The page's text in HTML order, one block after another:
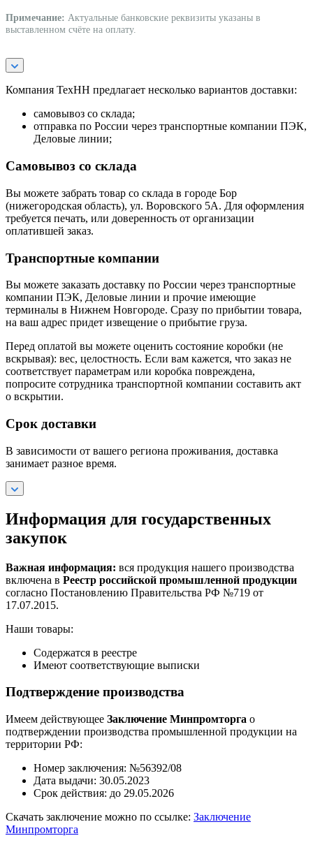
Примечание: Актуальные банковские реквизиты указаны в
выставленном счёте на оплату.
Компания ТехНН предлагает несколько вариантов доставки:
самовывоз со склада;
отправка по России через транспортные компании ПЭК,
Деловые линии;
Самовывоз со склада
Вы можете забрать товар со склада в городе Бор
(нижегородская область), ул. Воровского 5А. Для оформления
требуется печать, или доверенность от организации
оплатившей заказ.
Транспортные компании
Вы можете заказать доставку по России через транспортные
компании ПЭК, Деловые линии и прочие имеющие
терминалы в Нижнем Новгороде. Сразу по прибытии товара,
на ваш адрес придет извещение о прибытие груза.
Перед оплатой вы можете оценить состояние коробки (не
вскрывая): вес, целостность. Если вам кажется, что заказ не
соответствует параметрам или коробка повреждена,
попросите сотрудника транспортной компании составить акт
о вскрытии.
Срок доставки
В зависимости от вашего региона проживания, доставка
занимает разное время.
Информация для государственных
закупок
Важная информация: вся продукция нашего производства
включена в Реестр российской промышленной продукции
согласно Постановлению Правительства РФ №719 от
17.07.2015.
Наши товары:
Содержатся в реестре
Имеют соответствующие выписки
Подтверждение производства
Имеем действующее Заключение Минпромторга о
подтверждении производства промышленной продукции на
территории РФ:
Номер заключения: №56392/08
Дата выдачи: 30.05.2023
Срок действия: до 29.05.2026
Скачать заключение можно по ссылке: Заключение
Минпромторга